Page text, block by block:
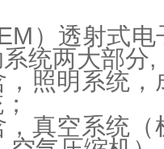
）透射式
统两大部分,
，照明系统
，真空系统